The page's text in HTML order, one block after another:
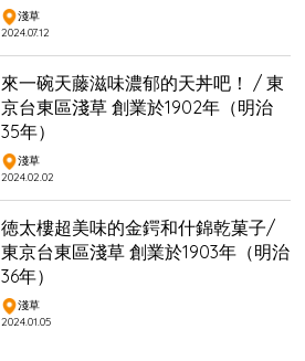
淺草
2024.07.12
來一碗天藤滋味濃郁的天丼吧！ / 東
京台東區淺草 創業於1902年（明治
35年）
淺草
2024.02.02
徳太樓超美味的金鍔和什錦乾菓子/
東京台東區淺草 創業於1903年（明治
36年）
淺草
2024.01.05